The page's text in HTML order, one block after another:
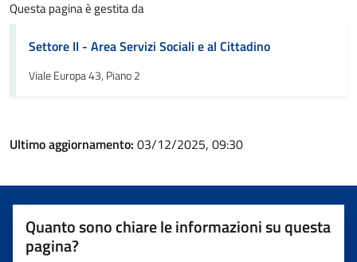
Questa pagina è gestita da
Settore II - Area Servizi Sociali e al Cittadino
Viale Europa 43, Piano 2
Ultimo aggiornamento: 03/12/2025, 09:30
Quanto sono chiare le informazioni su questa
pagina?